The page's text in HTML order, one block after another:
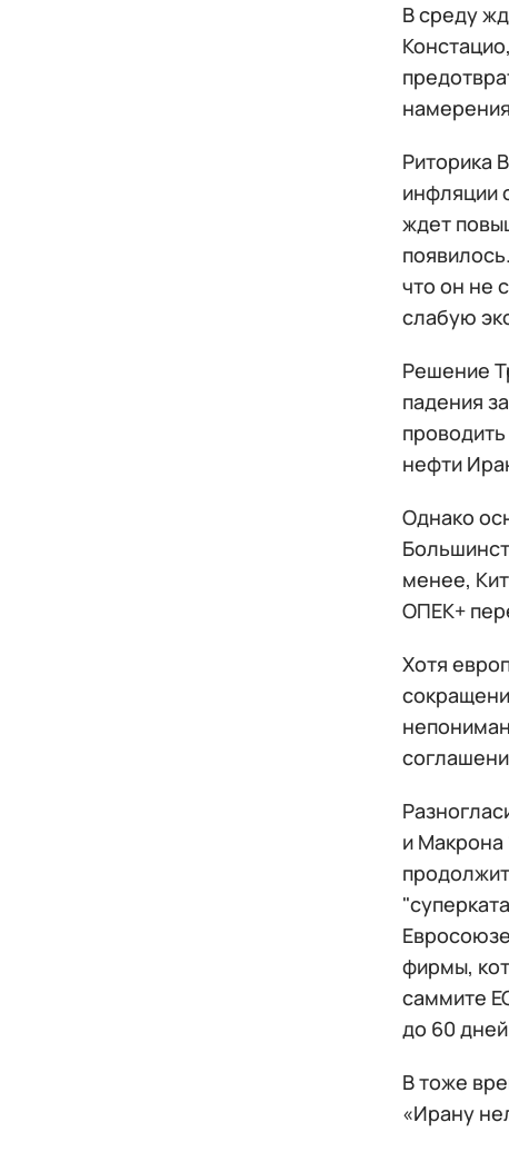
В среду
Риторика
инфляции
ждет
что он не
слабую
Решение
падения
нефти
Однако
менее,
ОПЕК+
Хотя
и Макрона
фирмы,
саммите
до 60
В тоже
«Ирану